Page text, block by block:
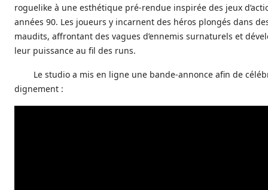
roguelike à une esthétique pré-rendue inspirée des jeux
années 90. Les joueurs y incarnent des héros plongés dans
maudits, affrontant des vagues d’ennemis surnaturels et
leur puissance au fil des runs.
Le studio a mis en ligne une bande-annonce afin de
dignement :